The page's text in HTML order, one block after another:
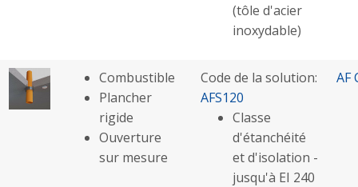
(tôle d'acier
inoxydable)
Combustible
Plancher
rigide
Ouverture
sur mesure
Code de la solution:
AFS120
Classe
d'étanchéité
et d'isolation -
jusqu'à EI 240
AF